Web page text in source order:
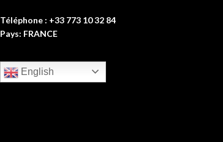
Téléphone : +33 773 10 32 84
Pays: FRANCE
English